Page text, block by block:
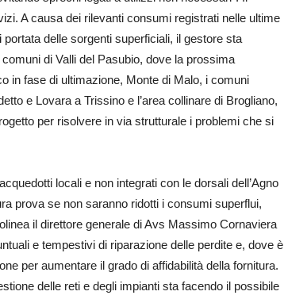
A causa dei rilevanti consumi registrati nelle ultime
delle sorgenti superficiali, il gestore sta
di Valli del Pasubio, dove la prossima
in fase di ultimazione, Monte di Malo, i comuni
e Lovara a Trissino e l’area collinare di Brogliano,
per risolvere in via strutturale i problemi che si
locali e non integrati con le dorsali dell’Agno
prova se non saranno ridotti i consumi superflui,
il direttore generale di Avs Massimo Cornaviera
e tempestivi di riparazione delle perdite e, dove è
per aumentare il grado di affidabilità della fornitura.
delle reti e degli impianti sta facendo il possibile